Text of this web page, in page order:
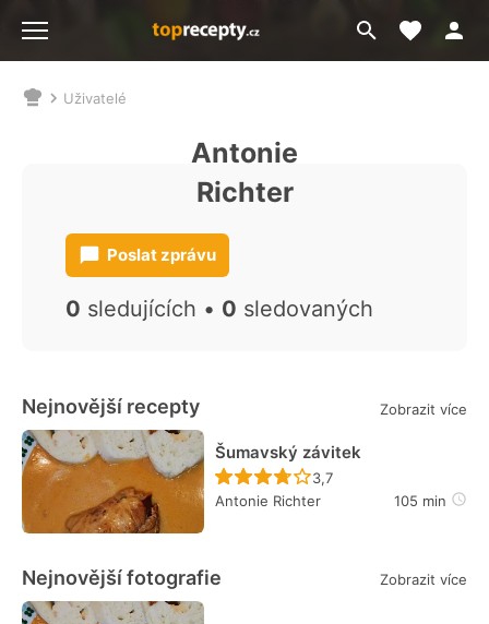
Přejít
na
Moje
NacházíteUživatelé
Antonie
Richter
Poslat zprávu
0 sledujících • 0 sledovaných
Nejnovější recepty Zobrazit více
Šumavský závitek
Recept ještě nebyl
3,7
Antonie Richter
105 min
Nejnovější fotografie Zobrazit více